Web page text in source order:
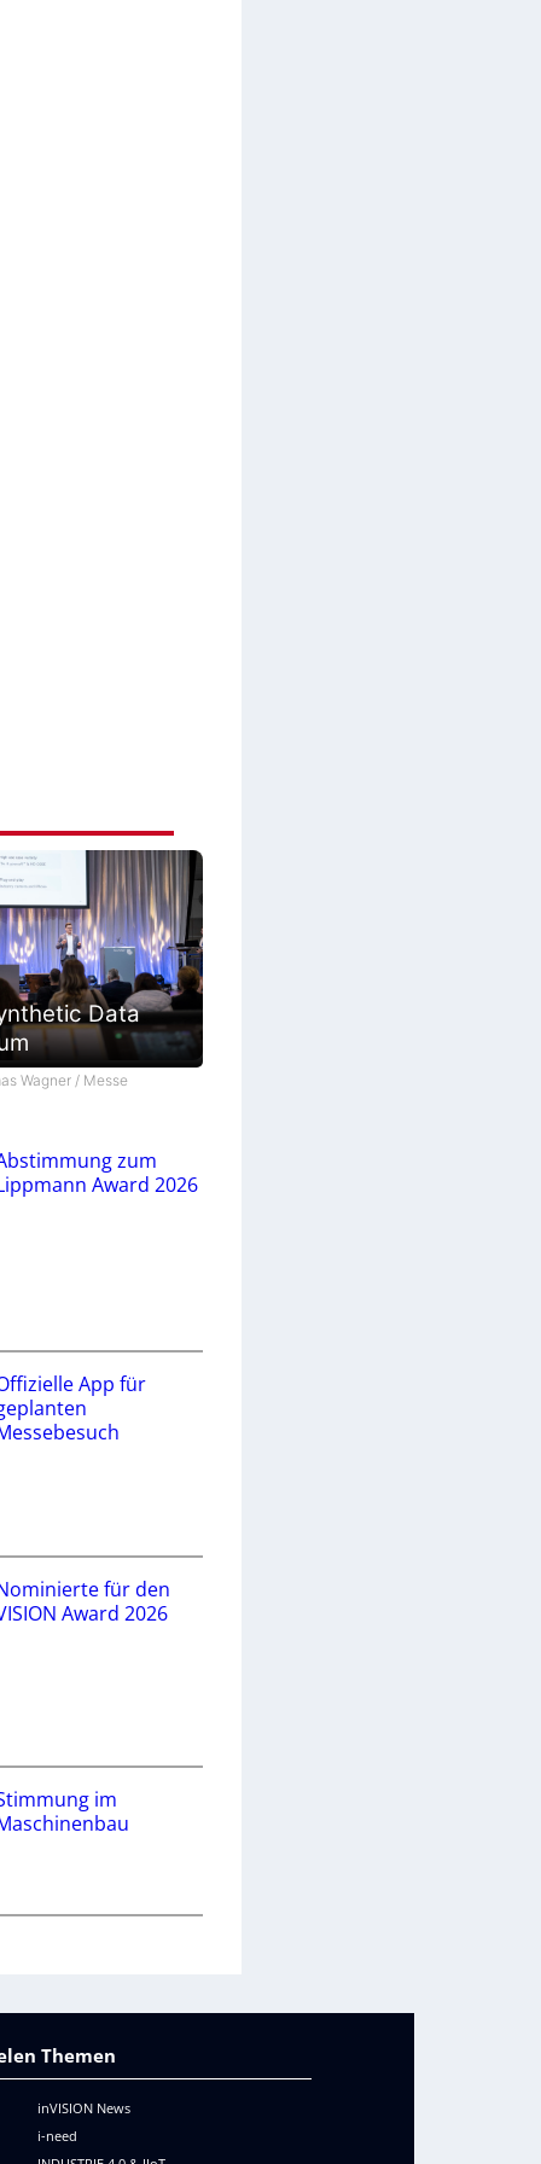
Data
Wagner / Messe
zum
Award 2026
App für
für den
Award 2026
im
Themen
inVISION News
i-need